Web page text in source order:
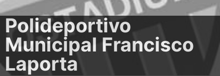
Polideportivo
Municipal Francisco
Laporta